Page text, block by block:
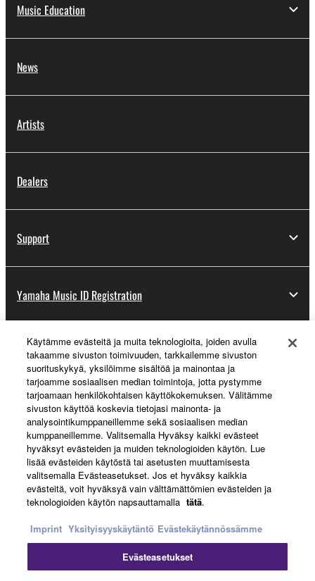
Music Education
News
Artists
Dealers
Support
Yamaha Music ID Registration
About Yamaha
Suomi - English
Business
Ottaa yhteyttäKäyttöehdotTietosuojakäytäntö
Käytämme evästeitä ja muita teknologioita, joiden avulla
takaamme sivuston toimivuuden, tarkkailemme sivuston
suorituskykyä, yksilöimme sisältöä ja mainontaa ja
tarjoamme sosiaalisen median toimintoja, jotta pystymme
tarjoamaan henkilökohtaisen käyttökokemuksen. Välitämme
sivuston käyttöä koskevia tietojasi mainonta- ja
analysointikumppaneillemme sekä sosiaalisen median
kumppaneillemme. Valitsemalla Hyväksy kaikki evästeet
hyväksyt evästeiden ja muiden teknologioiden käytön. Lue
lisää evästeiden käytöstä tai asetusten muuttamisesta
valitsemalla Evästeasetukset. Jos et hyväksy kaikkia
evästeitä, voit hyväksyä vain välttämättömien evästeiden ja
teknologioiden käytön napsauttamalla tätä.
Imprint Yksityisyyskäytäntö Evästekäytännössämme
Evästeasetukset